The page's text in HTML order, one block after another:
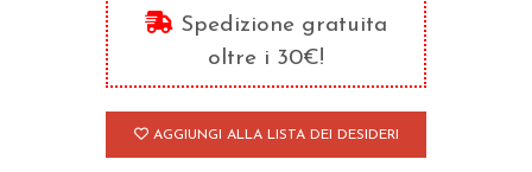
città
divina
quantità
Spedizione gratuita
oltre i 30€!
AGGIUNGI ALLA LISTA DEI DESIDERI